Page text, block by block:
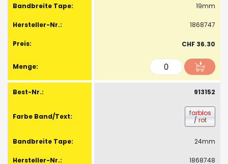
19mm
1868747
CHF 36.30
913152
farblos
/rot
24mm
1868748